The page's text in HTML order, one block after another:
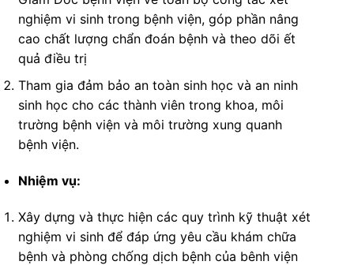
nghiệm vi sinh trong bệnh viện, góp phần nâng
cao chất lượng chẩn đoán bệnh và theo dõi ết
quả điều trị
Tham gia đảm bảo an toàn sinh học và an ninh
sinh học cho các thành viên trong khoa, môi
trường bệnh viện và môi trường xung quanh
bệnh viện.
Nhiệm vụ:
Xây dựng và thực hiện các quy trình kỹ thuật xét
nghiệm vi sinh để đáp ứng yêu cầu khám chữa
bệnh và phòng chống dịch bệnh của bênh viện